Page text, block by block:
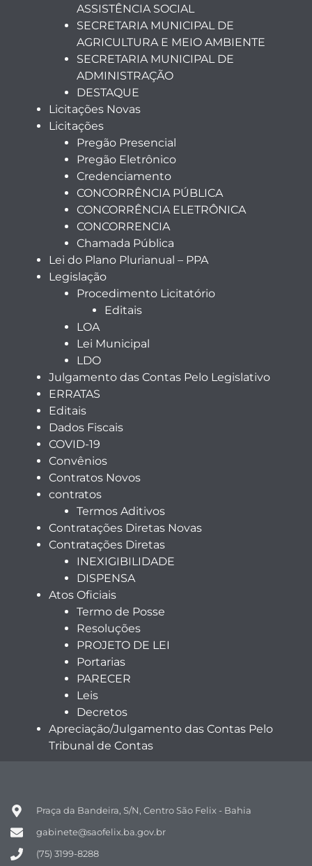
ASSISTÊNCIA SOCIAL
SECRETARIA MUNICIPAL DE
AGRICULTURA E MEIO AMBIENTE
SECRETARIA MUNICIPAL DE
ADMINISTRAÇÃO
DESTAQUE
Licitações Novas
Licitações
Pregão Presencial
Pregão Eletrônico
Credenciamento
CONCORRÊNCIA PÚBLICA
CONCORRÊNCIA ELETRÔNICA
CONCORRENCIA
Chamada Pública
Lei do Plano Plurianual – PPA
Legislação
Procedimento Licitatório
Editais
LOA
Lei Municipal
LDO
Julgamento das Contas Pelo Legislativo
ERRATAS
Editais
Dados Fiscais
COVID-19
Convênios
Contratos Novos
contratos
Termos Aditivos
Contratações Diretas Novas
Contratações Diretas
INEXIGIBILIDADE
DISPENSA
Atos Oficiais
Termo de Posse
Resoluções
PROJETO DE LEI
Portarias
PARECER
Leis
Decretos
Apreciação/Julgamento das Contas Pelo
Tribunal de Contas
Praça da Bandeira, S/N, Centro São Felix - Bahia
gabinete@saofelix.ba.gov.br
(75) 3199-8288